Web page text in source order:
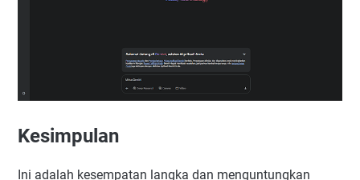
Kesimpulan
Ini adalah kesempatan langka dan menguntungkan